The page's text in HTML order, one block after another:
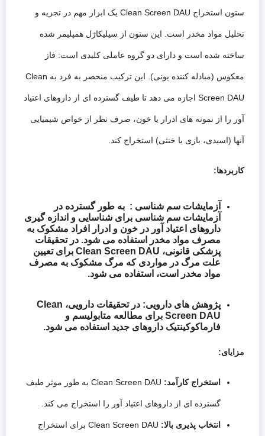
ستون استخراج Clean Screen DAU یک ابزار مهم در تجزیه و
تحلیل مواد مخدر است. این ستون از سیلیکاژل همپلیمر شده
ساخته شده است و دارای دو گروه عاملی کلیدی است: فاز
معکوس (مبادله کننده یونی). این ترکیب منحصر به فرد به Clean
Screen DAU اجازه می دهد تا طیف گسترده ای از داروهای اعتیاد
آور را از نمونه های ادرار یا خون، صرف نظر از خواص شیمیایی
آنها (اسیدی، بازی یا خنثی) استخراج کند.
کاربردها:
آزمایشات سم شناسی : به طور گسترده در
آزمایشات سم شناسی برای شناسایی و اندازه گیری
داروهای اعتیاد آور در خون و ادرار افراد مشکوک به
مصرف مواد مخدر استفاده می شود. در تحقیقات
پزشکی قانونی، Clean Screen DAU برای تعیین
علت مرگ در مواردی که مرگ مشکوک به مصرف
مواد مخدر است، استفاده می شود.
پژوهش های دارویی:
در تحقیقات دارویی، Clean
Screen DAU برای مطالعه متابولیسم و
فارماکوکینتیک داروهای جدید استفاده می شود.
مزایای:
استخراج کارآمد: Clean Screen DAU به طور موثر طیف
گسترده ای از داروهای اعتیاد آور را استخراج می کند.
انتخاب پذیری بالا: Clean Screen DAU برای استخراج